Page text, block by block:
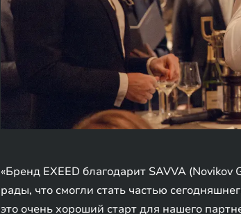
«Бренд EXEED благодарит SAVVA
рады, что смогли стать частью
это очень хороший старт для нашего